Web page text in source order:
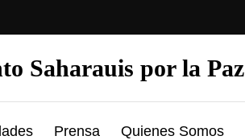
Saharauis por la Paz
Prensa Quienes Somos